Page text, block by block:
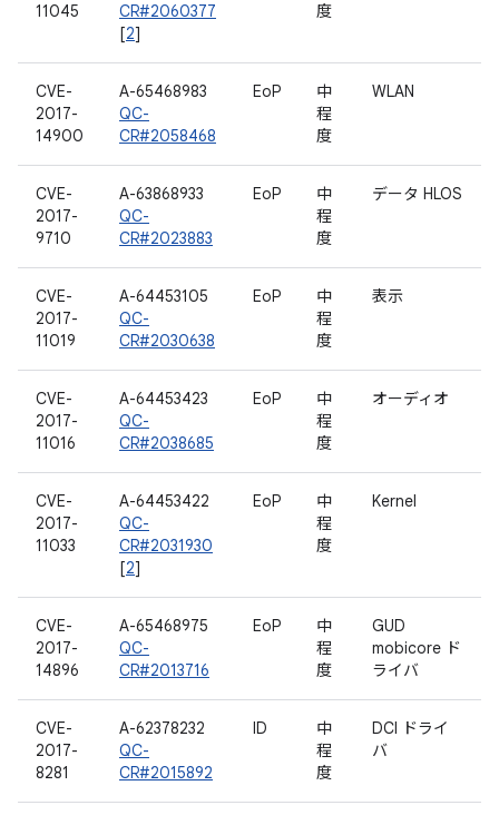
11045
CR#2060377
[2]
度
CVE-
2017-
14900
A-65468983
QC-
CR#2058468
EoP
中
程
度
WLAN
CVE-
2017-
9710
A-63868933
QC-
CR#2023883
EoP
中
程
度
データ HLOS
CVE-
2017-
11019
A-64453105
QC-
CR#2030638
EoP
中
程
度
表示
CVE-
2017-
11016
A-64453423
QC-
CR#2038685
EoP
中
程
度
オーディオ
CVE-
2017-
11033
A-64453422
QC-
CR#2031930
[2]
EoP
中
程
度
Kernel
CVE-
2017-
14896
A-65468975
QC-
CR#2013716
EoP
中
程
度
GUD
mobicore ド
ライバ
CVE-
2017-
8281
A-62378232
QC-
CR#2015892
ID
中
程
度
DCI ドライ
バ